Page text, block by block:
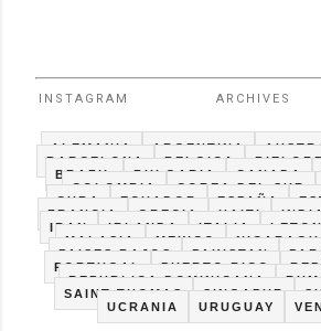
INSTAGRAM ARCHIVES
ALEMANIA ARGENTINA
BARCELONA
BELGICA
BRAZIL
BULGARIA CANADA
COLOMBIA
COREA DEL SUR
CUBA
ECUADOR ESPAÑA
FRANCIA
GRECIA HAITI
IRAN
IRLANDA ITALIA
MALASIA
MEXICO
PAISES BAJOS
PAKISTAN
PORTUGAL
PUERTO RICO
REPUBLICA DOMINICANA
SAINT THOMAS
SINGAPUR
UCRANIA
URUGUAY